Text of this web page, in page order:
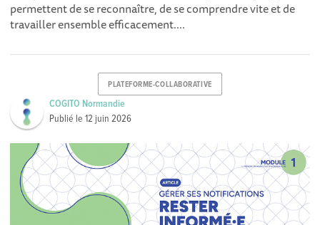
permettent de se reconnaître, de se comprendre vite et de
travailler ensemble efficacement....
PLATEFORME-COLLABORATIVE
COGITO Normandie
Publié le12 juin 2026